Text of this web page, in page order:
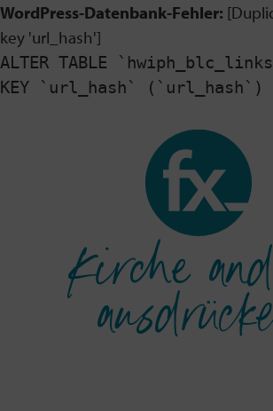
WordPress-Datenbank-Fehler:
key 'url_hash']
ALTER TABLE
KEY `url_hash` (`url_hash`)
Kirche